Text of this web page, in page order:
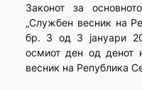
Законот за
„Службен весник на
бр. 3 од 3 јануари
осмиот ден од денот
весник на Република